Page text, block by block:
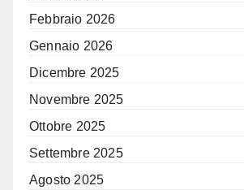
Febbraio 2026
Gennaio 2026
Dicembre 2025
Novembre 2025
Ottobre 2025
Settembre 2025
Agosto 2025